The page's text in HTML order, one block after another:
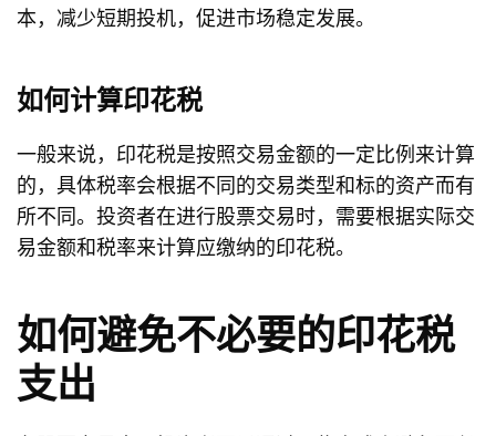
本，减少短期投机，促进市场稳定发展。
如何计算印花税
一般来说，印花税是按照交易金额的一定比例来计算
的，具体税率会根据不同的交易类型和标的资产而有
所不同。投资者在进行股票交易时，需要根据实际交
易金额和税率来计算应缴纳的印花税。
如何避免不必要的印花税
支出